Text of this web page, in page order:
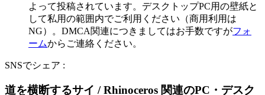
よって投稿されています。デスクトップPC用の壁紙と
して私用の範囲内でご利用ください（商用利用は
NG）。DMCA関連につきましてはお手数ですがフォ
ームからご連絡ください。
SNSでシェア :
道を横断するサイ / Rhinoceros 関連のPC・デスク